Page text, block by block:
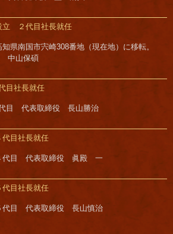
立 ２代目社長就任
県南国市宍崎308番地（現在地）に移転。
中山保碩
目社長就任
代目 代表取締役 長山勝治
目社長就任
代目 代表取締役 眞殿 一
目社長就任
代目 代表取締役 長山慎治